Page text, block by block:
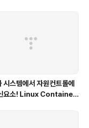
시스템에서 자원컨트롤에
요소! Linux Container